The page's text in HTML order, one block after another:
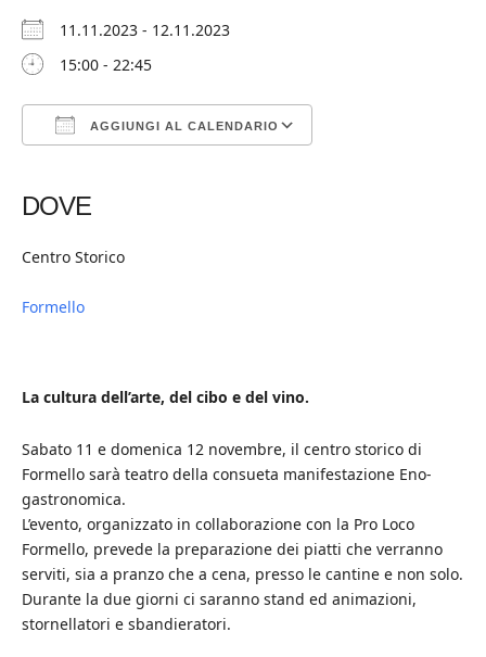
11.11.2023 - 12.11.2023
15:00 - 22:45
AGGIUNGI AL CALENDARIO
DOVE
Centro Storico
Formello
La cultura dell’arte, del cibo e del vino.
Sabato 11 e domenica 12 novembre, il centro storico di
Formello sarà teatro della consueta manifestazione Eno-
gastronomica.
L’evento, organizzato in collaborazione con la Pro Loco
Formello, prevede la preparazione dei piatti che verranno
serviti, sia a pranzo che a cena, presso le cantine e non solo.
Durante la due giorni ci saranno stand ed animazioni,
stornellatori e sbandieratori.